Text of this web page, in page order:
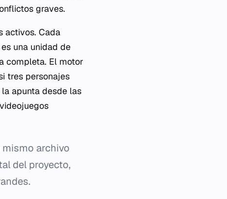
graves.
activos. Cada
una unidad de
completa. El motor
tres personajes
apunta desde las
mismo archivo
del proyecto,